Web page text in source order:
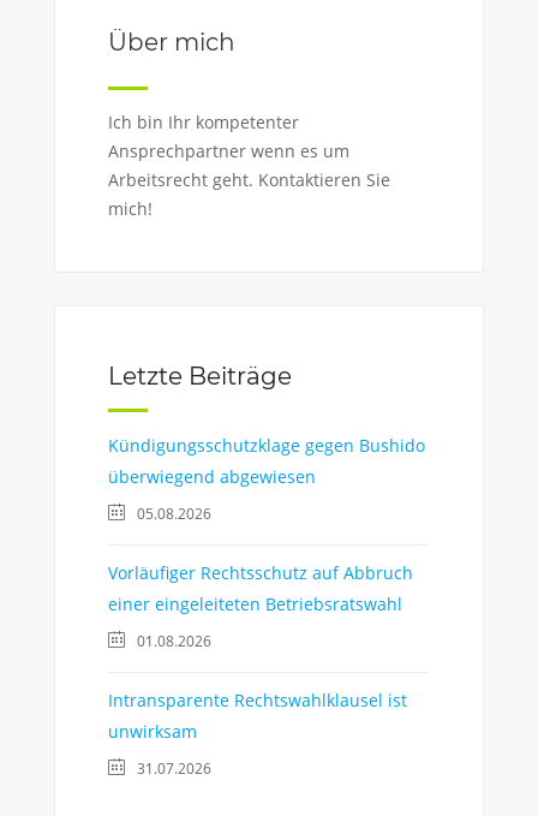
Über mich
Ich bin Ihr kompetenter
Ansprechpartner wenn es um
Arbeitsrecht geht. Kontaktieren Sie
mich!
Letzte Beiträge
Kündigungsschutzklage gegen Bushido
überwiegend abgewiesen
05.08.2026
Vorläufiger Rechtsschutz auf Abbruch
einer eingeleiteten Betriebsratswahl
01.08.2026
Intransparente Rechtswahlklausel ist
unwirksam
31.07.2026